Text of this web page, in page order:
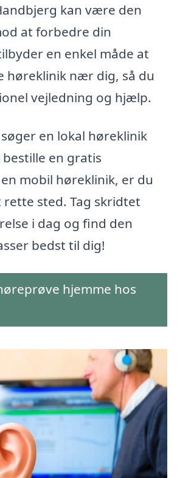
kan være den
at forbedre din
en enkel måde at
høreklinik nær dig, så du
vejledning og hjælp.
en lokal høreklinik
en gratis
mobil høreklinik, er du
sted. Tag skridtet
i dag og find den
bedst til dig!
hjemme hos